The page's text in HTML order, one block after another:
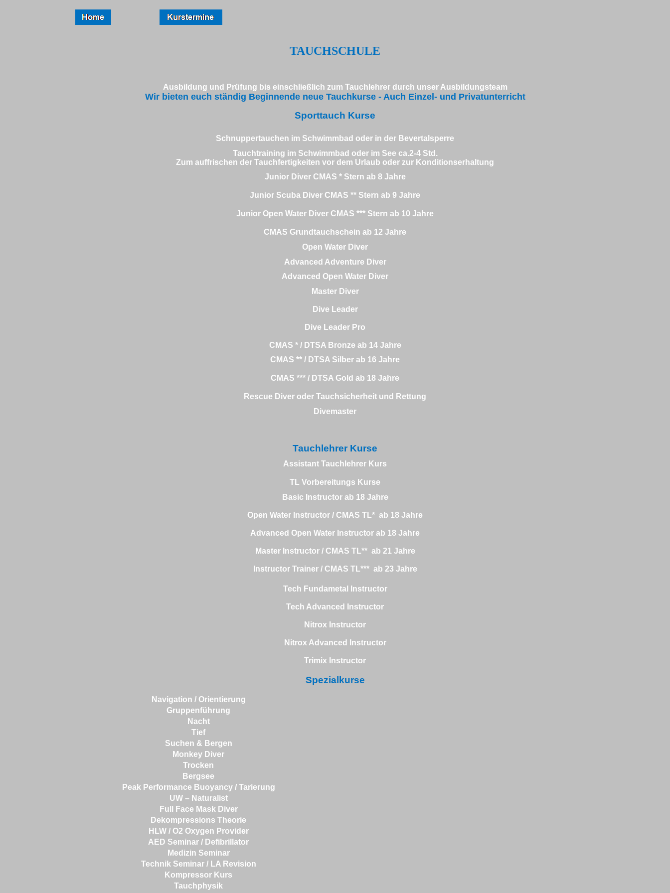
TAUCHSCHULE
Ausbildung und Prüfung bis einschließlich zum Tauchlehrer durch unser Ausbildungsteam
Wir bieten euch ständig Beginnende neue Tauchkurse - Auch Einzel- und Privatunterricht
Sporttauch Kurse
Schnuppertauchen im Schwimmbad oder in der Bevertalsperre
Tauchtraining im Schwimmbad oder im See ca.2-4 Std.
Zum auffrischen der Tauchfertigkeiten vor dem Urlaub oder zur Konditionserhaltung
Junior Diver CMAS * Stern ab 8 Jahre
Junior Scuba Diver CMAS ** Stern ab 9 Jahre
Junior Open Water Diver CMAS *** Stern ab 10 Jahre
CMAS Grundtauchschein ab 12 Jahre
Open Water Diver
Advanced Adventure Diver
Advanced Open Water Diver
Master Diver
Dive Leader
Dive Leader Pro
CMAS * / DTSA Bronze ab 14 Jahre
CMAS ** / DTSA Silber ab 16 Jahre
CMAS *** / DTSA Gold ab 18 Jahre
Rescue Diver oder Tauchsicherheit und Rettung
Divemaster
Tauchlehrer Kurse
Assistant Tauchlehrer Kurs
TL Vorbereitungs Kurse
Basic Instructor ab 18 Jahre
Open Water Instructor / CMAS TL* ab 18 Jahre
Advanced Open Water Instructor ab 18 Jahre
Master Instructor / CMAS TL** ab 21 Jahre
Instructor Trainer / CMAS TL*** ab 23 Jahre
Tech Fundametal Instructor
Tech Advanced Instructor
Nitrox Instructor
Nitrox Advanced Instructor
Trimix Instructor
Spezialkurse
Navigation / Orientierung
Gruppenführung
Nacht
Tief
Suchen & Bergen
Monkey Diver
Trocken
Bergsee
Peak Performance Buoyancy/ Tarierung
UW – Naturalist
Full Face Mask Diver
Dekompressions Theorie
HLW / O2 Oxygen Provider
AED Seminar / Defibrillator
Medizin Seminar
Technik Seminar / LA Revision
Kompressor Kurs
Tauchphysik